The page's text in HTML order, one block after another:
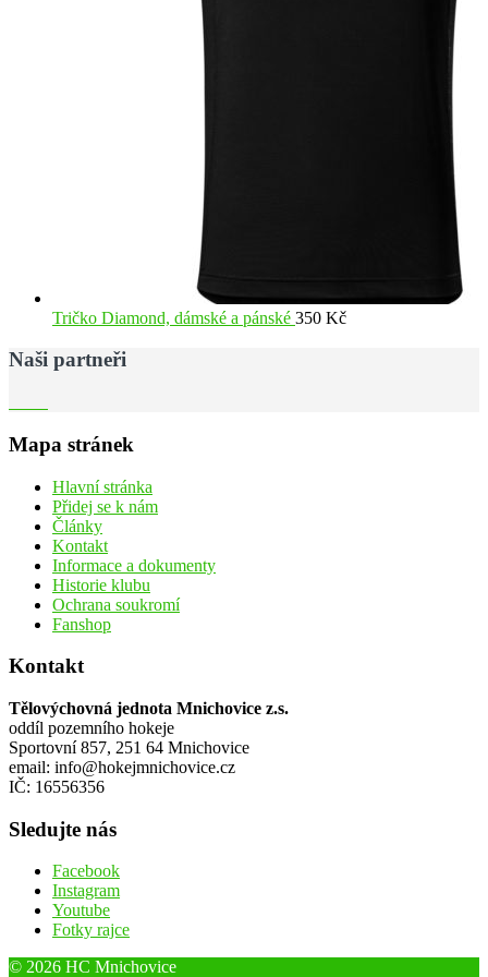
Tričko Diamond, dámské a pánské 350 Kč
Naši partneři
Mapa stránek
Hlavní stránka
Přidej se k nám
Články
Kontakt
Informace a dokumenty
Historie klubu
Ochrana soukromí
Fanshop
Kontakt
Tělovýchovná jednota Mnichovice z.s.
oddíl pozemního hokeje
Sportovní 857, 251 64 Mnichovice
email: info@hokejmnichovice.cz
IČ: 16556356
Sledujte nás
Facebook
Instagram
Youtube
Fotky rajce
© 2026 HC Mnichovice